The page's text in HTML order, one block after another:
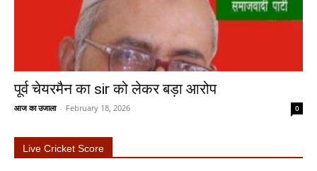
पूर्व चेयरमैन का sir को लेकर बड़ा आरोप
आज का उजाला - February 18, 2026 0
Live Cricket Score